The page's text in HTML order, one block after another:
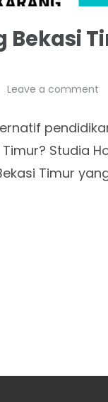
Bekasi
Leave a comment
Studia
Timur